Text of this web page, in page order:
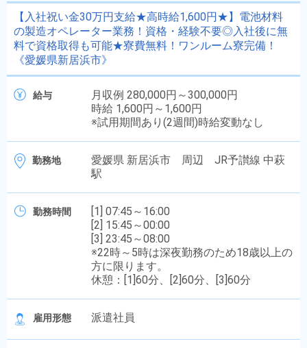
【入社祝い金30万円支給★高時給1,600円★】電池材料
の製造オペレーター業務！資格・経験不要◎入社後に無
料で資格取得も可能★寮費無料！ワンルーム寮完備！
《愛媛県新居浜市》
給与
月収例 280,000円～300,000円
時給 1,600円～1,600円
※試用期間あり(2週間)時給変動なし
勤務地
愛媛県 新居浜市 周辺 JR予讃線 中萩
駅
勤務時間
[1] 07:45～16:00
[2] 15:45～00:00
[3] 23:45～08:00
※22時～5時は深夜勤務のため18歳以上の
方に限ります。
休憩：[1]60分、[2]60分、[3]60分
雇用形態 派遣社員